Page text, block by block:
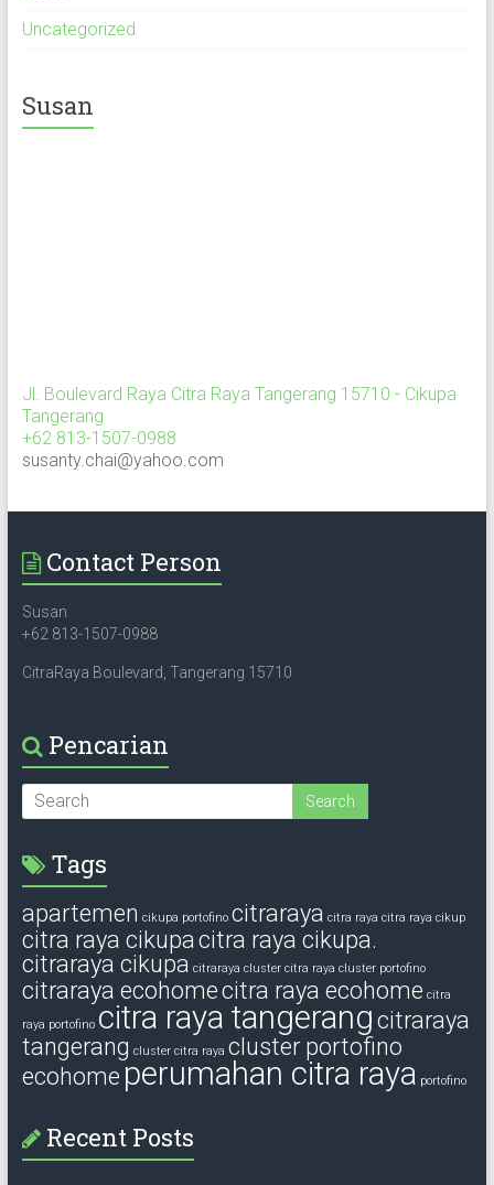
Uncategorized
Susan
Jl. Boulevard Raya Citra Raya Tangerang 15710 - Cikupa
Tangerang
+62 813-1507-0988
susanty.chai@yahoo.com
Contact Person
Susan
+62 813-1507-0988
CitraRaya Boulevard, Tangerang 15710
Pencarian
Tags
apartemen cikupa portofino citraraya citra raya citra raya cikup
citra raya cikupacitra raya cikupa.
citraraya cikupa citraraya cluster citra raya cluster portofino
citraraya ecohomecitra raya ecohome citra
raya portofino citra raya tangerang citraraya
tangerang cluster citra raya cluster portofino
ecohomeperumahan citra raya portofino
Recent Posts